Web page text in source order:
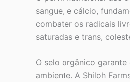
sangue, e cálcio,
combater os radicais
saturadas e trans,
O selo orgânico
ambiente. A Shiloh